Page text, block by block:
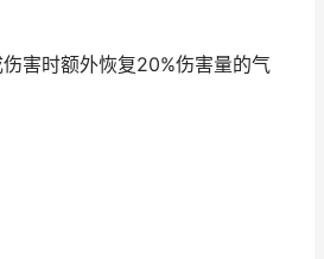
害时额外恢复20%伤害量的气